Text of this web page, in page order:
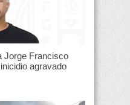
Jorge Francisco
agravado